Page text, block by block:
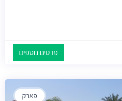
פרטים נוספים
פארק